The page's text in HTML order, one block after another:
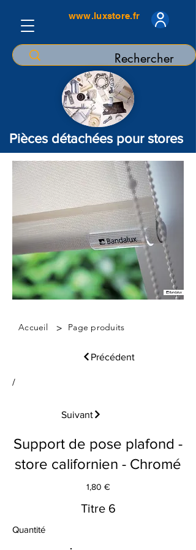
www.luxstore.fr
Pièces détachées pour stores
Accueil > Page produits
Précédent
/
Suivant
Support de pose plafond -
store californien - Chromé
1,80 €
Titre 6
Quantité